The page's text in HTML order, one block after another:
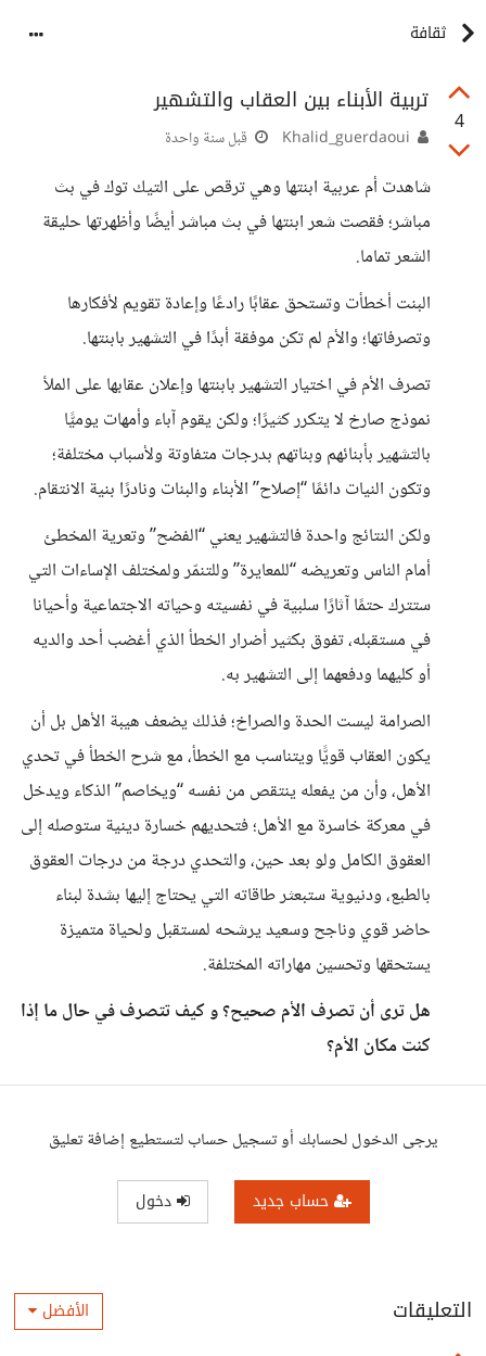
ثقافة
4
تربية الأبناء بين العقاب والتشهير
قبل سنة واحدة
شاهدت أم عربية ابنتها وهي ترقص على التيك توك في بث
مباشر؛ فقصت شعر ابنتها في بث مباشر أيضًا وأظهرتها حليقة
الشعر تماما.
البنت أخطأت وتستحق عقابًا رادعًا وإعادة تقويم لأفكارها
وتصرفاتها؛ والأم لم تكن موفقة أبدًا في التشهير بابنتها.
تصرف الأم في اختيار التشهير بابنتها وإعلان عقابها على الملأ
نموذج صارخ لا يتكرر كثيرًا؛ ولكن يقوم آباء وأمهات يوميًّا
بالتشهير بأبنائهم وبناتهم بدرجات متفاوتة ولأسباب مختلفة؛
وتكون النيات دائمًا “إصلاح” الأبناء والبنات ونادرًا بنية الانتقام.
ولكن النتائج واحدة فالتشهير يعني “الفضح” وتعرية المخطئ
أمام الناس وتعريضه “للمعايرة” وللتنمّر ولمختلف الإساءات التي
ستترك حتمًا آثارًا سلبية في نفسيته وحياته الاجتماعية وأحيانا
في مستقبله، تفوق بكثير أضرار الخطأ الذي أغضب أحد والديه
أو كليهما ودفعهما إلى التشهير به.
الصرامة ليست الحدة والصراخ؛ فذلك يضعف هيبة الأهل بل أن
يكون العقاب قويًّا ويتناسب مع الخطأ، مع شرح الخطأ في تحدي
الأهل، وأن من يفعله ينتقص من نفسه “ويخاصم” الذكاء ويدخل
في معركة خاسرة مع الأهل؛ فتحديهم خسارة دينية ستوصله إلى
العقوق الكامل ولو بعد حين، والتحدي درجة من درجات العقوق
بالطبع، ودنيوية ستبعثر طاقاته التي يحتاج إليها بشدة لبناء
حاضر قوي وناجح وسعيد يرشحه لمستقبل ولحياة متميزة
يستحقها وتحسين مهاراته المختلفة.
هل ترى أن تصرف الأم صحيح؟ و كيف تتصرف في حال ما إذا
كنت مكان الأم؟
يرجى الدخول لحسابك أو تسجيل حساب لتستطيع إضافة تعليق
حساب جديد دخول
التعليقات الأفضل